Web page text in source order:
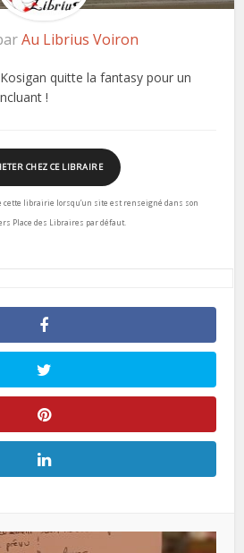
Au Librius Voiron
quitte la fantasy pour un
!
CHEZ CE LIBRAIRE
cette librairie lorsqu’un site est renseigné dans son
Place des Libraires par défaut.